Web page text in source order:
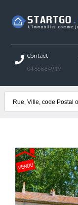
Contact
04 66 86 49 19